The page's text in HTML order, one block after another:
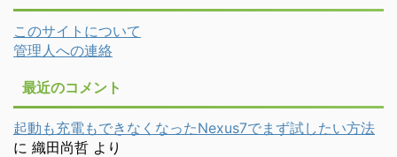
このサイトについて
管理人への連絡
最近のコメント
起動も充電もできなくなったNexus7でまず試したい方法
に 織田尚哲 より